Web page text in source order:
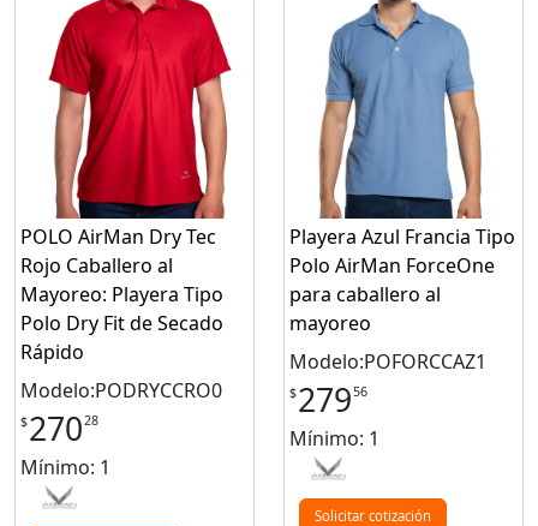
POLO AirMan Dry Tec
Rojo Caballero al
Mayoreo: Playera Tipo
Polo Dry Fit de Secado
Rápido
Modelo:PODRYCCRO0
$270 28
Mínimo: 1
Playera Azul Francia Tipo
Polo AirMan ForceOne
para caballero al
mayoreo
Modelo:POFORCCAZ1
$279 56
Mínimo: 1
Solicitar cotización